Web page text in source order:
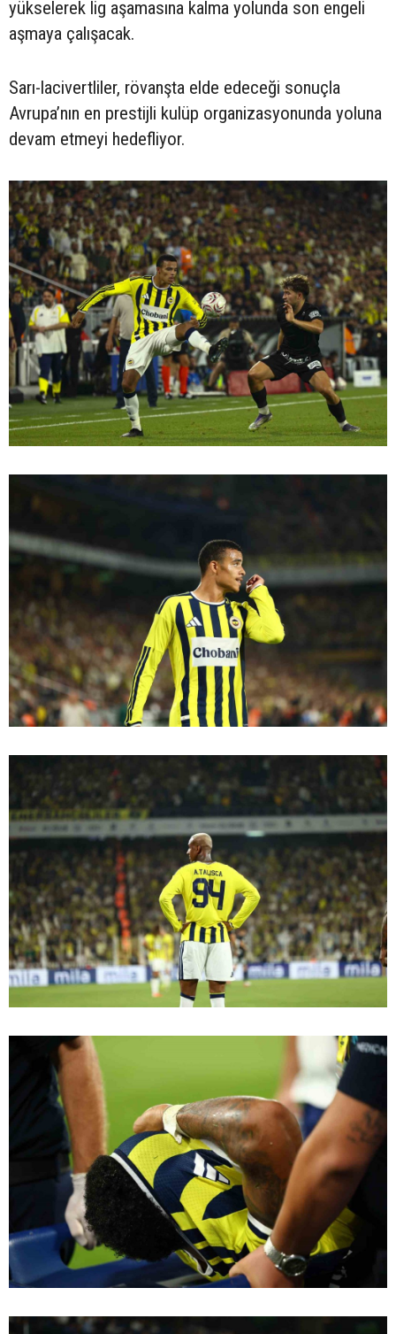
yükselerek lig aşamasına kalma yolunda son engeli
aşmaya çalışacak.
Sarı-lacivertliler, rövanşta elde edeceği sonuçla
Avrupa’nın en prestijli kulüp organizasyonunda yoluna
devam etmeyi hedefliyor.